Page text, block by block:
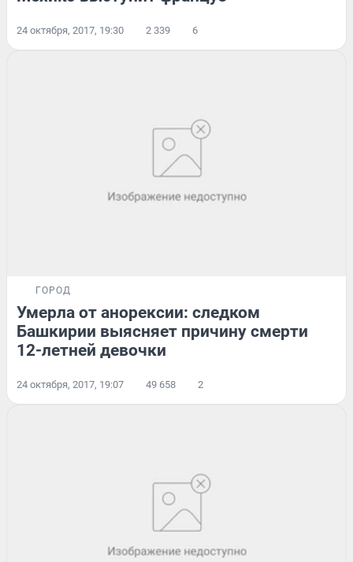
24 октября, 2017, 19:30 2 339 6
ГОРОД
Умерла от анорексии: следком
Башкирии выясняет причину смерти
12-летней девочки
24 октября, 2017, 19:07 49 658 2